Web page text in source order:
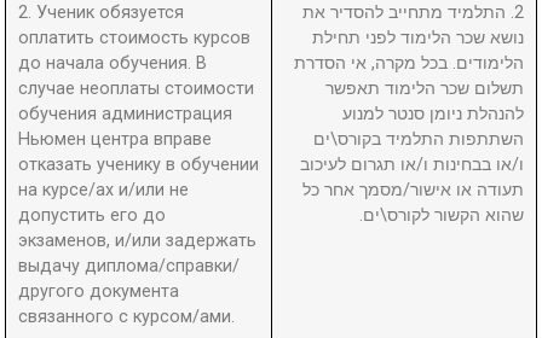
2. Ученик обязуется
оплатить стоимость курсов
до начала обучения. В
случае неоплаты стоимости
обучения администрация
Ньюмен центра вправе
отказать ученику в обучении
на курсе/ах и/или не
допустить его до
экзаменов, и/или задержать
выдачу диплома/справки/
другого документа
связанного с курсом/ами.
2. התלמיד מתחייב להסדיר את
נושא שכר הלימוד לפני תחילת
הלימודים. בכל מקרה, אי הסדרת
תשלום שכר הלימוד תאפשר
להנהלת ניומן סנטר למנוע
השתתפות התלמיד בקורס\ים
ו/או בבחינות ו/או תגרום לעיכוב
תעודה או אישור/מסמך אחר כל
שהוא הקשור לקורס\ים.